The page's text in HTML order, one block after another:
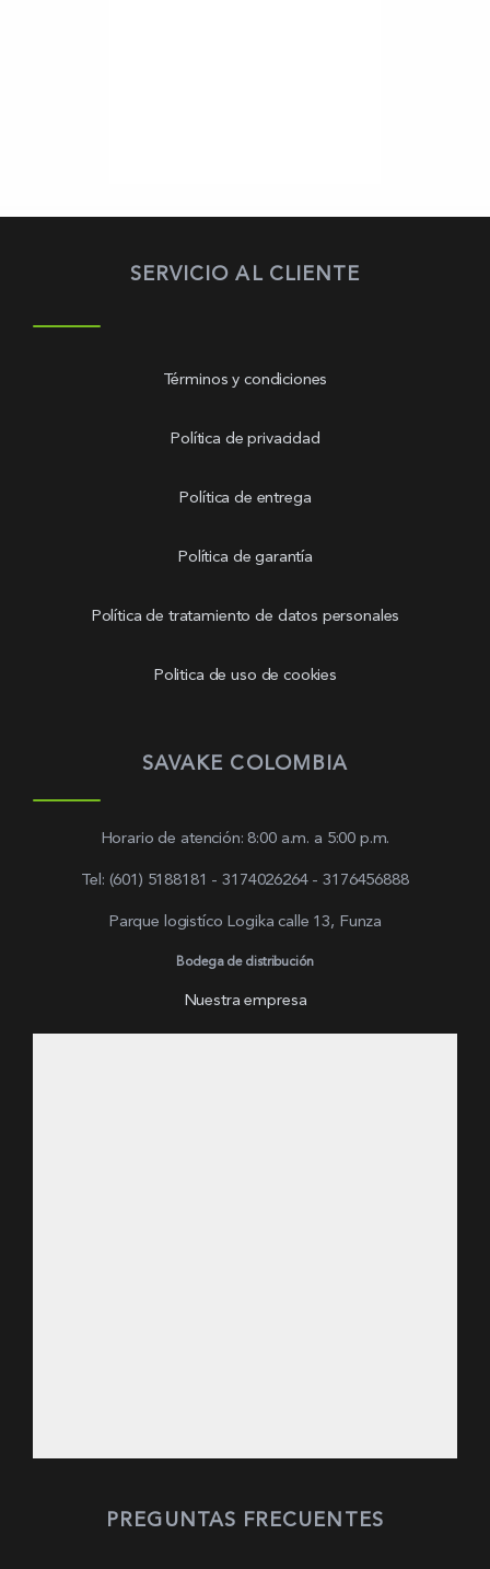
SERVICIO AL CLIENTE
Términos y condiciones
Política de privacidad
Política de entrega
Política de garantía
Política de tratamiento de datos personales
Politica de uso de cookies
SAVAKE COLOMBIA
Horario de atención: 8:00 a.m. a 5:00 p.m.
Tel: (601) 5188181 - 3174026264 - 3176456888
Parque logistíco Logika calle 13, Funza
Bodega de distribución
Nuestra empresa
PREGUNTAS FRECUENTES